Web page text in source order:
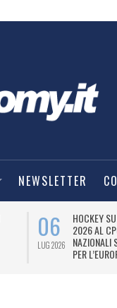
NEWSLETTER
06
LUG 2026
HOCKEY
2026 AL
NAZIONALI
PER